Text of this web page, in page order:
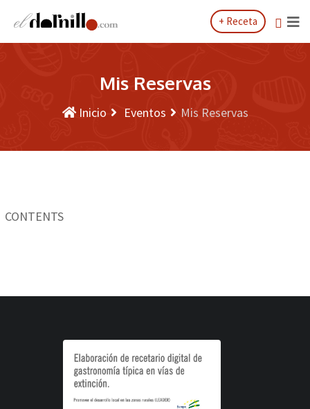
+ Receta
Mis Reservas
Inicio Eventos Mis Reservas
CONTENTS